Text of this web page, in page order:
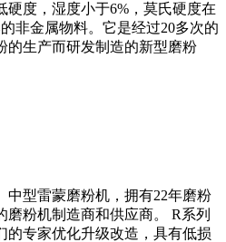
硬度，湿度小于6%，莫氏硬度在
非金属物料。它是经过20多次的
的生产而研发制造的新型磨粉
中型雷蒙磨粉机，拥有22年磨粉
磨粉机制造商和供应商。 R系列
的专家优化升级改造，具有低损